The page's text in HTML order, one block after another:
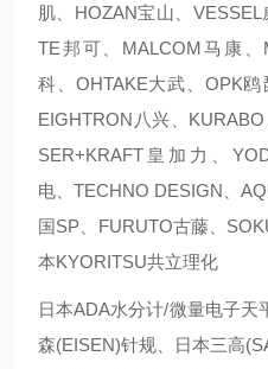
肌、HOZAN宝山、
TE邦可、MALCOM马康
科、OHTAKE大武、OPK
EIGHTRON八兴、
SER+KRAFT皇加力、
电、TECHNO DESIGN、
国SP、FURUTO古藤、
本KYORITSU共立理化
日本ADA水分计/微量电子
森(EISEN)针规、日本三高